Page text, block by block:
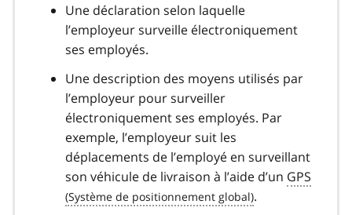
Une déclaration selon laquelle
l’employeur surveille électroniquement
ses employés.
Une description des moyens utilisés par
l’employeur pour surveiller
électroniquement ses employés. Par
exemple, l’employeur suit les
déplacements de l’employé en surveillant
son véhicule de livraison à l’aide d’un GPS
.